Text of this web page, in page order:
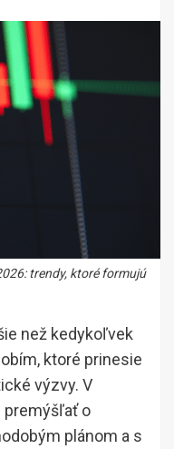
trendy, ktoré formujú
než kedykoľvek
ktoré prinesie
výzvy. V
premýšľať o
plánom a s